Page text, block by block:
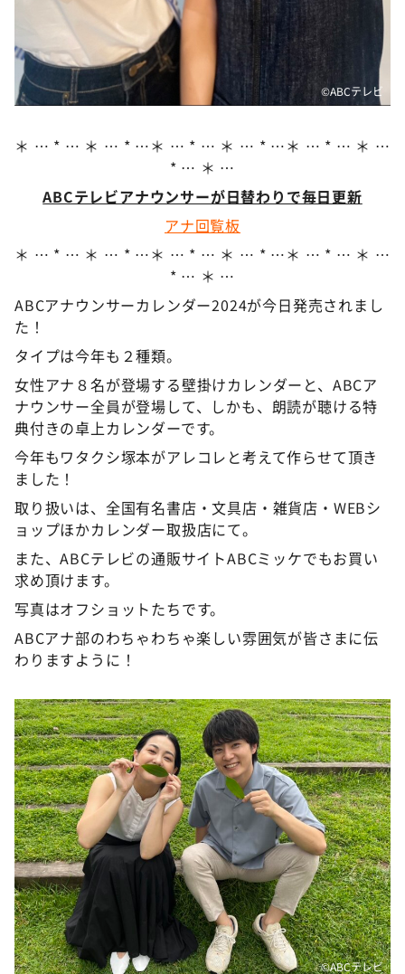
ぺこぱのまるスポ
アナ回覧板
©️ABCテレビ
＊ … * … ＊ … * …＊ … * … ＊ … * …＊ … * … ＊ …
* … ＊ …
ABCテレビアナウンサーが日替わりで毎日更新
アナ回覧板
＊ … * … ＊ … * …＊ … * … ＊ … * …＊ … * … ＊ …
* … ＊ …
ABCアナウンサーカレンダー2024が今日発売されまし
た！
タイプは今年も２種類。
女性アナ８名が登場する壁掛けカレンダーと、ABCア
ナウンサー全員が登場して、しかも、朗読が聴ける特
典付きの卓上カレンダーです。
今年もワタクシ塚本がアレコレと考えて作らせて頂き
ました！
取り扱いは、全国有名書店・文具店・雑貨店・WEBシ
ョップほかカレンダー取扱店にて。
また、ABCテレビの通販サイトABCミッケでもお買い
求め頂けます。
写真はオフショットたちです。
ABCアナ部のわちゃわちゃ楽しい雰囲気が皆さまに伝
わりますように！
©️ABCテレビ